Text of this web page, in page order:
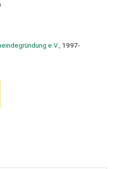
e.V., 1997-